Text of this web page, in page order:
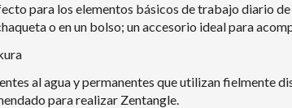
para los elementos básicos de trabajo diario
o en un bolso; un accesorio ideal para
al agua y permanentes que utilizan fielmente
para realizar Zentangle.